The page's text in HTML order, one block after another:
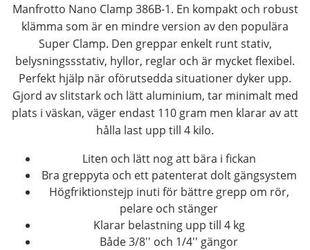
Manfrotto Nano Clamp 386B-1. En kompakt och robust
klämma som är en mindre version av den populära
Super Clamp. Den greppar enkelt runt stativ,
belysningssstativ, hyllor, reglar och är mycket flexibel.
Perfekt hjälp när oförutsedda situationer dyker upp.
Gjord av slitstark och lätt aluminium, tar minimalt med
plats i väskan, väger endast 110 gram men klarar av att
hålla last upp till 4 kilo.
Liten och lätt nog att bära i fickan
Bra greppyta och ett patenterat dolt gängsystem
Högfriktionstejp inuti för bättre grepp om rör,
pelare och stänger
Klarar belastning upp till 4 kg
Både 3/8'' och 1/4'' gängor